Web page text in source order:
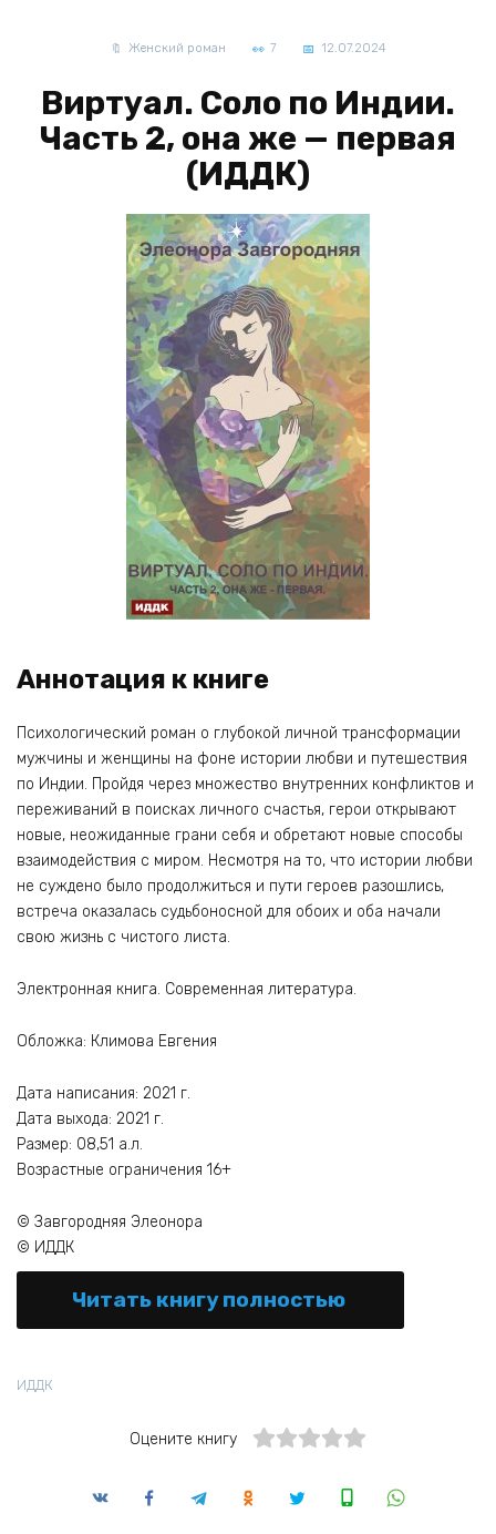
Женский роман 7 12.07.2024
Виртуал. Соло по Индии.
Часть 2, она же — первая
(ИДДК)
Аннотация к книге
Психологический роман о глубокой личной трансформации
мужчины и женщины на фоне истории любви и путешествия
по Индии. Пройдя через множество внутренних конфликтов и
переживаний в поисках личного счастья, герои открывают
новые, неожиданные грани себя и обретают новые способы
взаимодействия с миром. Несмотря на то, что истории любви
не суждено было продолжиться и пути героев разошлись,
встреча оказалась судьбоносной для обоих и оба начали
свою жизнь с чистого листа.
Электронная книга. Современная литература.
Обложка: Климова Евгения
Дата написания: 2021 г.
Дата выхода: 2021 г.
Размер: 08,51 а.л.
Возрастные ограничения 16+
© Завгородняя Элеонора
© ИДДК
Читать книгу полностью
ИДДК
Оцените книгу